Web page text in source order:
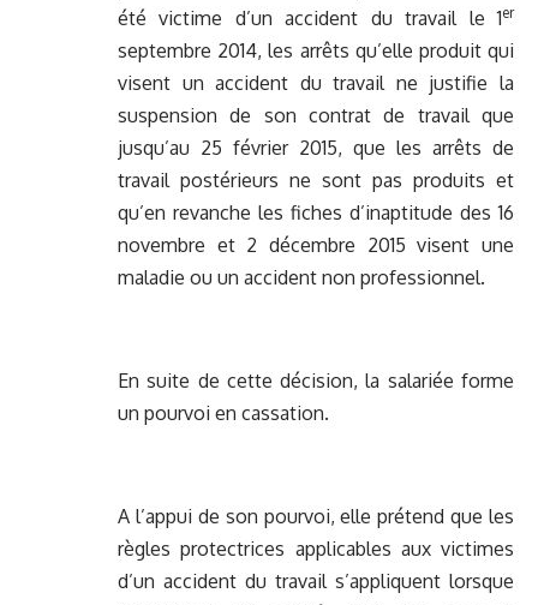
été victime d’un accident du travail le 1er
septembre 2014, les arrêts qu’elle produit qui
visent un accident du travail ne justifie la
suspension de son contrat de travail que
jusqu’au 25 février 2015, que les arrêts de
travail postérieurs ne sont pas produits et
qu’en revanche les fiches d’inaptitude des 16
novembre et 2 décembre 2015 visent une
maladie ou un accident non professionnel.
En suite de cette décision, la salariée forme
un pourvoi en cassation.
A l’appui de son pourvoi, elle prétend que les
règles protectrices applicables aux victimes
d’un accident du travail s’appliquent lorsque